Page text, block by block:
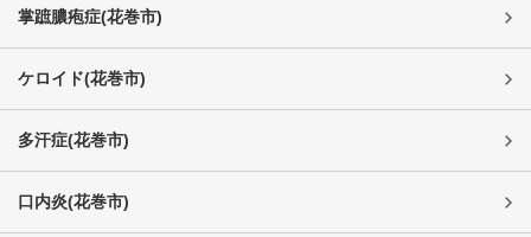
掌蹠膿疱症(花巻市)
ケロイド(花巻市)
多汗症(花巻市)
口内炎(花巻市)